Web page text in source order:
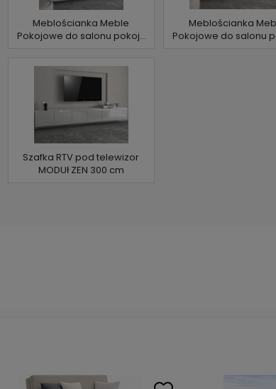
Meblościanka Meble
Pokojowe do salonu pokoju
Meblościanka
Pokojowe do salonu
Szafka RTV pod telewizor
MODUł ZEN 300 cm